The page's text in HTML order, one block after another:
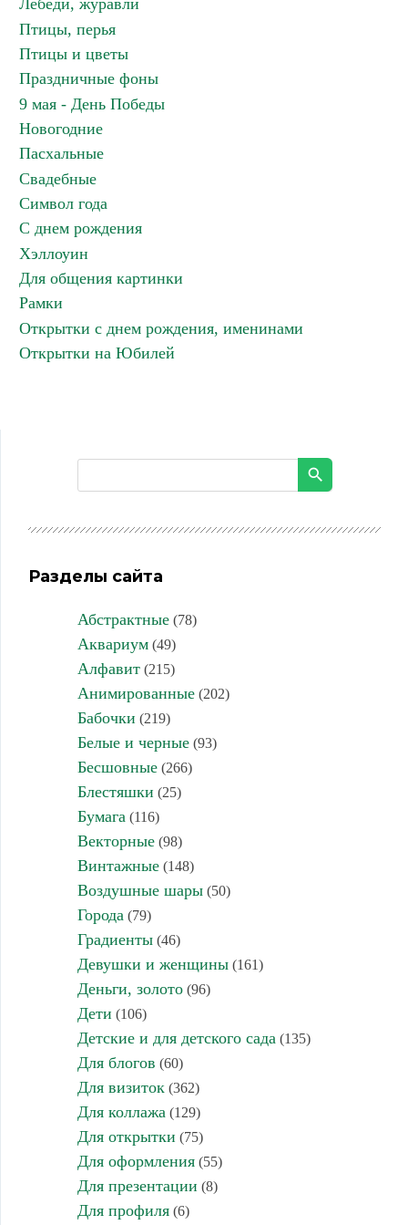
Лебеди, журавли
Птицы, перья
Птицы и цветы
Праздничные фоны
9 мая - День Победы
Новогодние
Пасхальные
Свадебные
Символ года
С днем рождения
Хэллоуин
Для общения картинки
Рамки
Открытки с днем рождения, именинами
Открытки на Юбилей
Разделы сайта
Абстрактные(78)
Аквариум(49)
Алфавит(215)
Анимированные(202)
Бабочки (219)
Белые и черные(93)
Бесшовные(266)
Блестяшки (25)
Бумага (116)
Векторные(98)
Винтажные(148)
Воздушные шары(50)
Города (79)
Градиенты(46)
Девушки и женщины(161)
Деньги, золото(96)
Дети (106)
Детские и для детского сада (135)
Для блогов (60)
Для визиток(362)
Для коллажа (129)
Для открытки (75)
Для оформления(55)
Для презентации (8)
Для профиля(6)